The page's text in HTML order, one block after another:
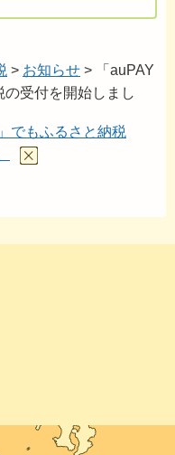
> お知らせ > 「auPAY
受付を開始しまし
でもふるさと納税